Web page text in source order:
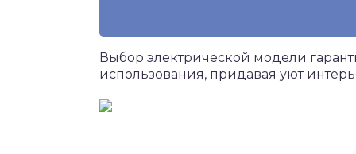
Выбор электрической модели
использования, придавая уют